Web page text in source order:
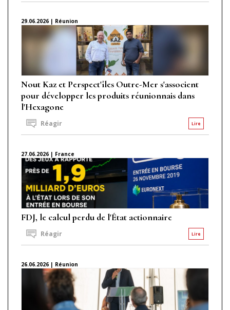
29.06.2026 | Réunion
Nout Kaz et Perspect'îles Outre-Mer s'associent
pour développer les produits réunionnais dans
l'Hexagone
Lire
Réagir
27.06.2026 | France
FDJ, le calcul perdu de l'État actionnaire
Lire
Réagir
26.06.2026 | Réunion